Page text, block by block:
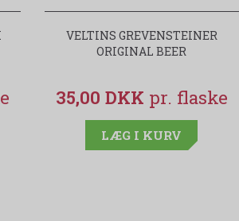
VELTINS GREVENSTEINER
ORIGINAL BEER
35,00 DKK
LÆG I KURV